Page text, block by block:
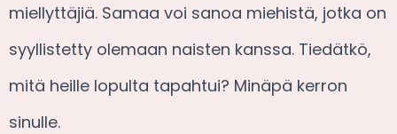
miellyttäjiä. Samaa voi sanoa miehistä, jotka on
syyllistetty olemaan naisten kanssa. Tiedätkö,
mitä heille lopulta tapahtui? Minäpä kerron
sinulle.